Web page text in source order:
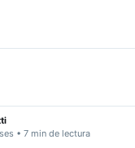
• 7 min de lectura